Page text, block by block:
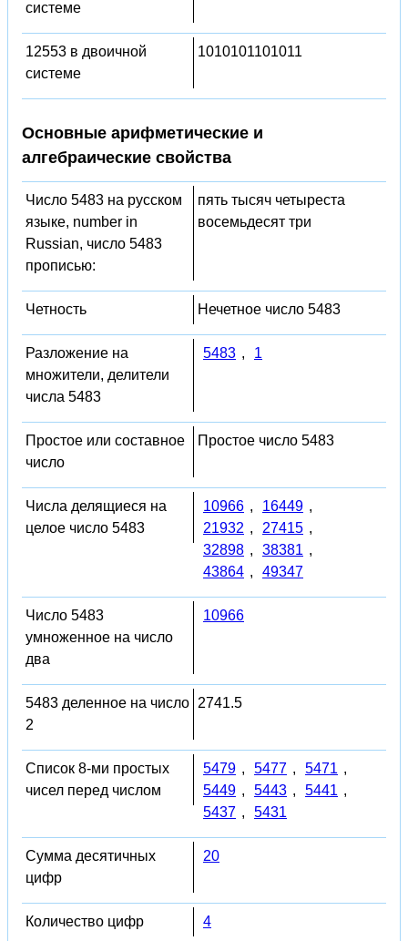
системе
12553 в двоичной
системе
1010101101011
Основные арифметические и
алгебраические свойства
Число 5483 на русском
языке, number in
Russian, число 5483
прописью:
пять тысяч четыреста
восемьдесят три
Четность Нечетное число 5483
Разложение на
множители, делители
числа 5483
5483 , 1
Простое или составное
число
Простое число 5483
Числа делящиеся на
целое число 5483
10966 , 16449 ,
21932 , 27415 ,
32898 , 38381 ,
43864 , 49347
Число 5483
умноженное на число
два
10966
5483 деленное на число
2
2741.5
Список 8-ми простых
чисел перед числом
5479 , 5477 , 5471 ,
5449 , 5443 , 5441 ,
5437 , 5431
Сумма десятичных
цифр
20
Количество цифр 4